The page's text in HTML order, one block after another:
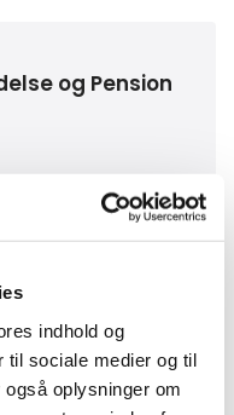
indhold og
til sociale medier og til
oplysninger om
og Pension
fra kl. 09.00